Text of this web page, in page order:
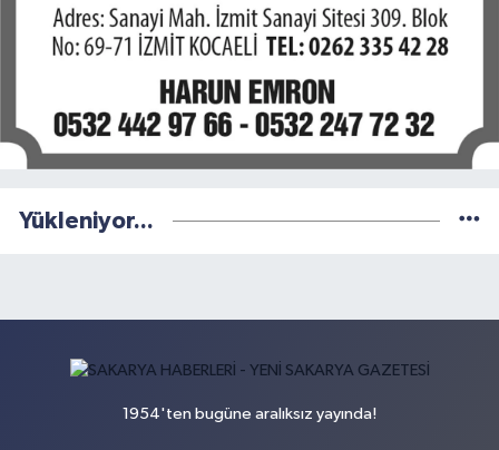
Yükleniyor...
1954'ten bugüne aralıksız yayında!